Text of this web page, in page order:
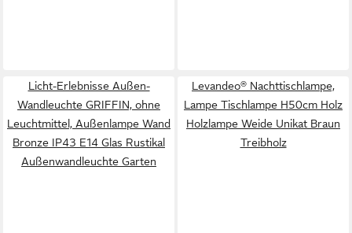
Licht-Erlebnisse Außen-
Wandleuchte GRIFFIN, ohne
Leuchtmittel, Außenlampe Wand
Bronze IP43 E14 Glas Rustikal
Außenwandleuchte Garten
Levandeo® Nachttischlampe,
Lampe Tischlampe H50cm Holz
Holzlampe Weide Unikat Braun
Treibholz